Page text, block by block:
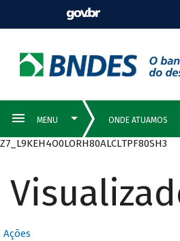
Z7_L9KEH4O0LORH80ALCLTPF80SH3
Ações